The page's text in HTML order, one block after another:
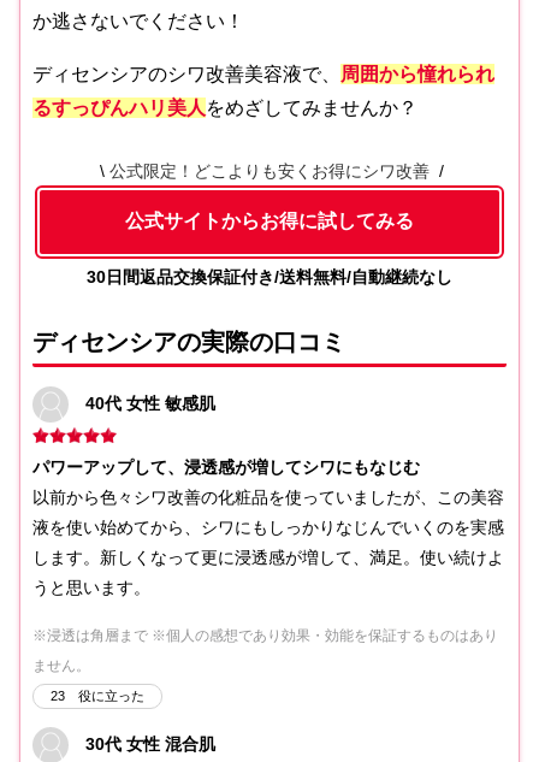
か逃さないでください！
ディセンシアのシワ改善美容液で、
周囲から憧れられ
るすっぴんハリ美人 をめざしてみませんか？
公式限定！どこよりも安くお得にシワ改善
公式サイトからお得に試してみる
30日間返品交換保証付き/送料無料/自動継続なし
ディセンシアの実際の口コミ
40代 女性 敏感肌
パワーアップして、浸透感が増してシワにもなじむ
以前から色々シワ改善の化粧品を使っていましたが、この美容
液を使い始めてから、シワにもしっかりなじんでいくのを実感
します。新しくなって更に浸透感が増して、満足。使い続けよ
うと思います。
※浸透は角層まで ※個人の感想であり効果・効能を保証するものはあり
ません。
23 役に立った
30代 女性 混合肌